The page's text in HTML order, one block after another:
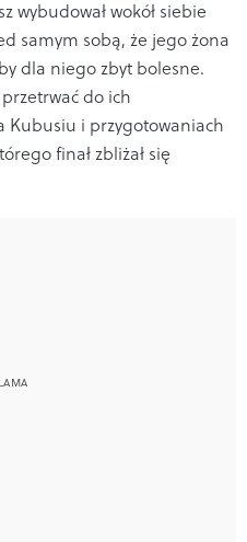
wybudował wokół siebie
samym sobą, że jego żona
dla niego zbyt bolesne.
do ich
Kubusiu i przygotowaniach
finał zbliżał się